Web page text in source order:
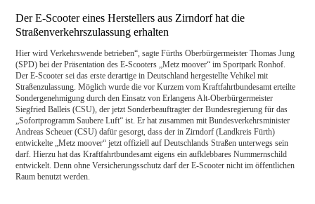
Der E-Scooter eines Herstellers aus Zirndorf hat die
Straßenverkehrszulassung erhalten
Hier wird Verkehrswende betrieben“, sagte Fürths Oberbürgermeister Thomas Jung
(SPD) bei der Präsentation des E-Scooters „Metz moover“ im Sportpark Ronhof.
Der E-Scooter sei das erste derartige in Deutschland hergestellte Vehikel mit
Straßenzulassung. Möglich wurde die vor Kurzem vom Kraftfahrtbundesamt erteilte
Sondergenehmigung durch den Einsatz von Erlangens Alt-Oberbürgermeister
Siegfried Balleis (CSU), der jetzt Sonderbeauftragter der Bundesregierung für das
„Sofortprogramm Saubere Luft“ ist. Er hat zusammen mit Bundesverkehrsminister
Andreas Scheuer (CSU) dafür gesorgt, dass der in Zirndorf (Landkreis Fürth)
entwickelte „Metz moover“ jetzt offiziell auf Deutschlands Straßen unterwegs sein
darf. Hierzu hat das Kraftfahrtbundesamt eigens ein aufklebbares Nummernschild
entwickelt. Denn ohne Versicherungsschutz darf der E-Scooter nicht im öffentlichen
Raum benutzt werden.